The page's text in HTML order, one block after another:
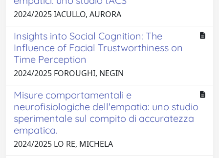
2024/2025 IACULLO, AURORA
Insights into Social Cognition: The
Influence of Facial Trustworthiness on
Time Perception
2024/2025 FOROUGHI, NEGIN
Misure comportamentali e
neurofisiologiche dell'empatia: uno studio
sperimentale sul compito di accuratezza
empatica.
2024/2025 LO RE, MICHELA